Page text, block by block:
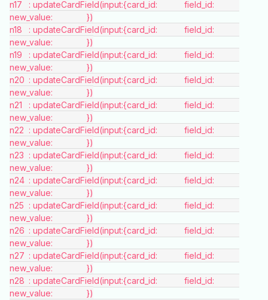
n17	: updateCardField(input:{card_id:		 field_id:
new_value:		})
n18	: updateCardField(input:{card_id:		 field_id:
new_value:		})
n19	: updateCardField(input:{card_id:		 field_id:
new_value:		})
n20	: updateCardField(input:{card_id:		 field_id:
new_value:		})
n21	: updateCardField(input:{card_id:		 field_id:
new_value:		})
n22	: updateCardField(input:{card_id:		 field_id:
new_value:		})
n23	: updateCardField(input:{card_id:		 field_id:
new_value:		})
n24	: updateCardField(input:{card_id:		 field_id:
new_value:		})
n25	: updateCardField(input:{card_id:		 field_id:
new_value:		})
n26	: updateCardField(input:{card_id:		 field_id:
new_value:		})
n27	: updateCardField(input:{card_id:		 field_id:
new_value:		})
n28	: updateCardField(input:{card_id:		 field_id:
new_value:		})